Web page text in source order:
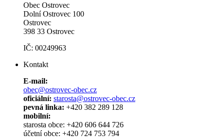
Obec Ostrovec
Dolní Ostrovec 100
Ostrovec
398 33 Ostrovec
IČ: 00249963
Kontakt
E-mail:
obec@ostrovec-obec.cz
oficiální: starosta@ostrovec-obec.cz
pevná linka: +420 382 289 128
mobilní:
starosta obce: +420 606 644 726
účetní obce: +420 724 753 794